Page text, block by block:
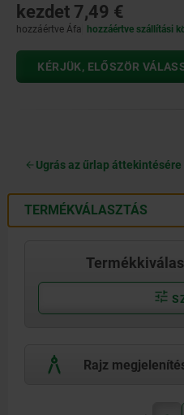
kezdet 7,49 €
hozzáértve Áfa hozzáértve szállítási
KÉRJÜK, ELŐSZÖR
Ugrás az űrlap áttekintésére
TERMÉKVÁLASZTÁS
Rajz